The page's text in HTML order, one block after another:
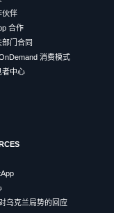
伙伴
合作
部门合同
消费模式
者中心
乌克兰局势的回应